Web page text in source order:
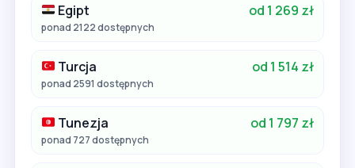
Egipt od 1 269 zł
ponad 2122 dostępnych
Turcja od 1 514 zł
ponad 2591 dostępnych
Tunezja od 1 797 zł
ponad 727 dostępnych